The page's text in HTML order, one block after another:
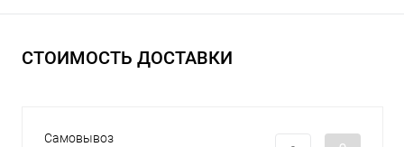
СТОИМОСТЬ ДОСТАВКИ
Самовывоз